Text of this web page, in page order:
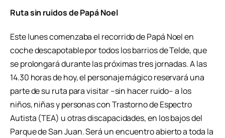
Ruta sin ruidos de Papá Noel
Este lunes comenzaba el recorrido de Papá Noel en
coche descapotable por todos los barrios de Telde, que
se prolongará durante las próximas tres jornadas. A las
14.30 horas de hoy, el personaje mágico reservará una
parte de su ruta para visitar –sin hacer ruido– a los
niños, niñas y personas con Trastorno de Espectro
Autista (TEA) u otras discapacidades, en los bajos del
Parque de San Juan. Será un encuentro abierto a toda la